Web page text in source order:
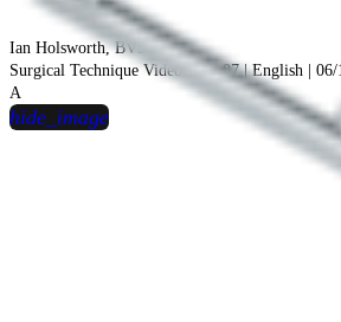
Ian Holsworth, BVSc
Surgical Technique Videos | 13:07 | English |
A
hide_image